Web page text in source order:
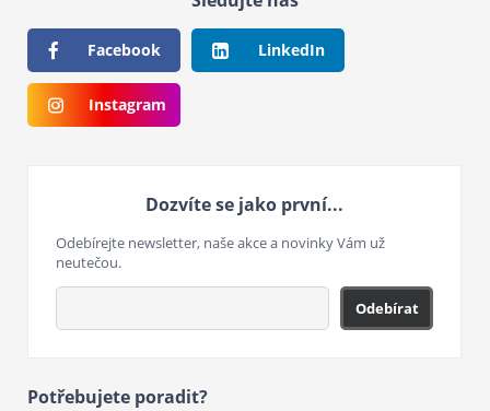
Facebook LinkedIn
Instagram
Dozvíte se jako první...
Odebírejte newsletter, naše akce a novinky Vám už
neutečou.
Odebírat
Potřebujete poradit?